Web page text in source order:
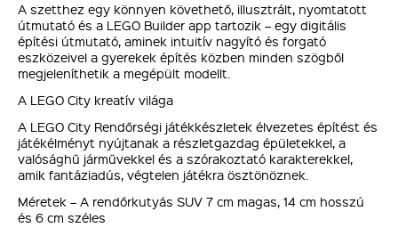
A szetthez egy könnyen követhető, illusztrált, nyomtatott
útmutató és a LEGO Builder app tartozik – egy digitális
építési útmutató, aminek intuitív nagyító és forgató
eszközeivel a gyerekek építés közben minden szögből
megjeleníthetik a megépült modellt.
A LEGO City kreatív világa
A LEGO City Rendőrségi játékkészletek élvezetes építést és
játékélményt nyújtanak a részletgazdag épületekkel, a
valósághű járművekkel és a szórakoztató karakterekkel,
amik fantáziadús, végtelen játékra ösztönöznek.
Méretek – A rendőrkutyás SUV 7 cm magas, 14 cm hosszú
és 6 cm széles